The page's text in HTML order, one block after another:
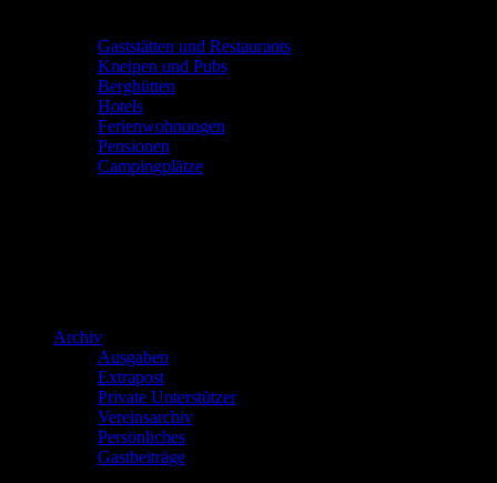
Gaststätten und Restaurants
Kneipen und Pubs
Berghütten
Hotels
Ferienwohnungen
Pensionen
Campingplätze
Archiv
Ausgaben
Extrapost
Private Unterstützer
Vereinsarchiv
Persönliches
Gastbeiträge